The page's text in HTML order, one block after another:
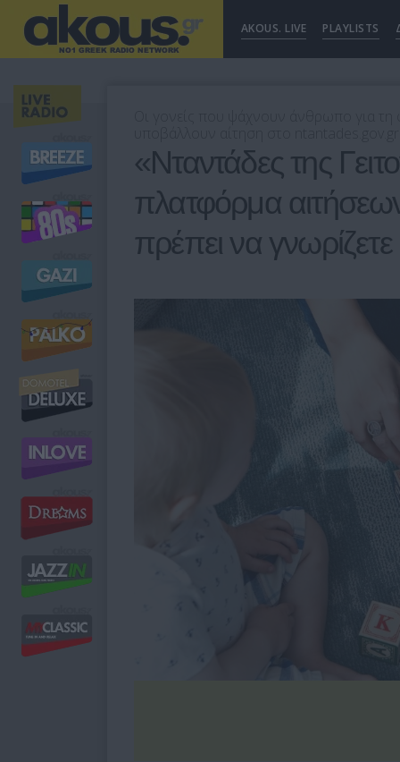
AKOUS. LIVE PLAYLISTS
«Νταντάδες της
πλατφόρμα αιτήσεων
πρέπει να γνωρίζετε